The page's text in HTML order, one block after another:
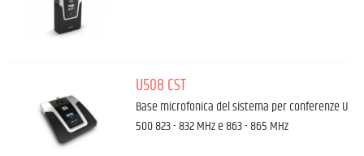
U508 CST
Base microfonica del sistema per conferenze U
500 823 - 832 MHz e 863 - 865 MHz